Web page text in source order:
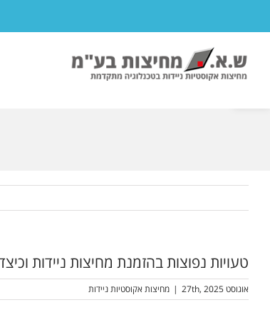
טעויות נפוצות בהזמנת מחיצות ניידות
אוגוסט 27th, 2025 | מחיצות אקוסטיות ניידות
פתח סרגל נגישות